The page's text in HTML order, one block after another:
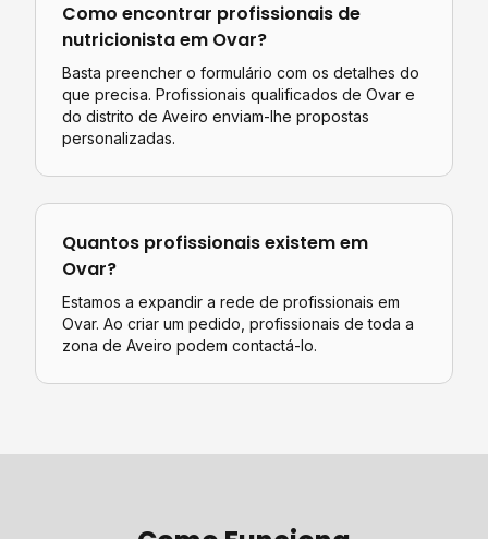
Como encontrar profissionais de
nutricionistaem Ovar?
Basta preencher o formulário com os detalhes do
que precisa. Profissionais qualificados de Ovar e
do distrito de Aveiro enviam-lhe propostas
personalizadas.
Quantos profissionais existem em
Ovar?
Estamos a expandir a rede de profissionais em
Ovar. Ao criar um pedido, profissionais de toda a
zona de Aveiro podem contactá-lo.